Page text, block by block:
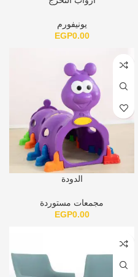
يونيفورم
EGP0.00
الدودة
مجمعات مستوردة
EGP0.00